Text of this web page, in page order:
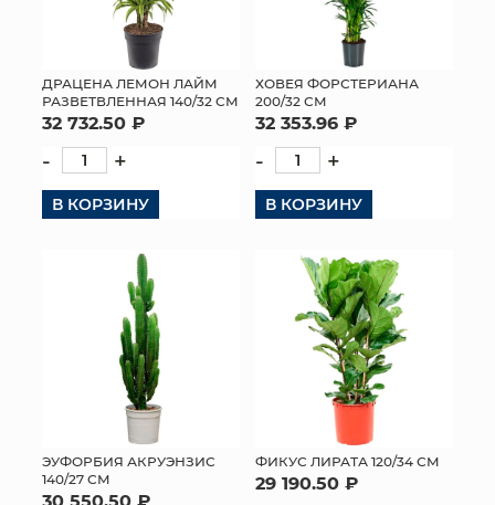
ДРАЦЕНА ЛЕМОН ЛАЙМ
РАЗВЕТВЛЕННАЯ 140/32 СМ
32 732.50 ₽
- +
В КОРЗИНУ
ХОВЕЯ ФОРСТЕРИАНА
200/32 СМ
32 353.96 ₽
- +
В КОРЗИНУ
ЭУФОРБИЯ АКРУЭНЗИС
140/27 СМ
30 550.50 ₽
ФИКУС ЛИРАТА 120/34 СМ
29 190.50 ₽